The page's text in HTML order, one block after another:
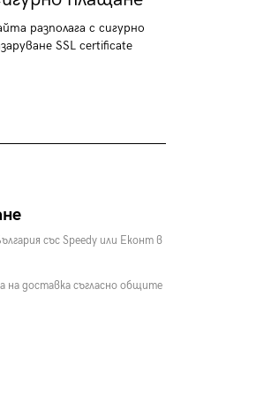
разполага с сигурно
SSL certificate
със Speedy или Еконт в
доставка съгласно общите